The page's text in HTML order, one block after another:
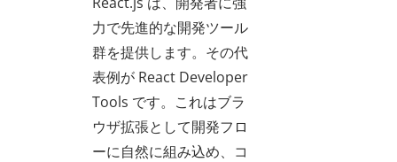
力で先進的な開発ツール
群を提供します。その代
表例が React Developer
Tools です。これはブラ
ウザ拡張として開発フロ
ーに自然に組み込め、コ